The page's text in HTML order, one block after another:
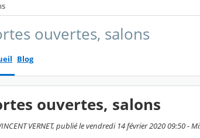
ouvertes, salons
Blog
ouvertes, salons
VERNET, publié le vendredi 14 février 2020 09:50 -